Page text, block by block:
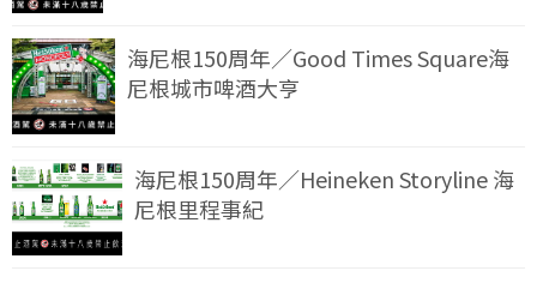
海尼根150周年／Good Times Square海
尼根城市啤酒大亨
海尼根150周年／Heineken Storyline 海
尼根里程事紀